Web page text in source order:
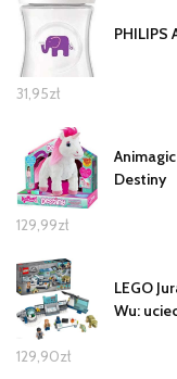
PHILIPS
31,95zł
Destiny
129,99zł
LEGO
Wu:
129,90zł